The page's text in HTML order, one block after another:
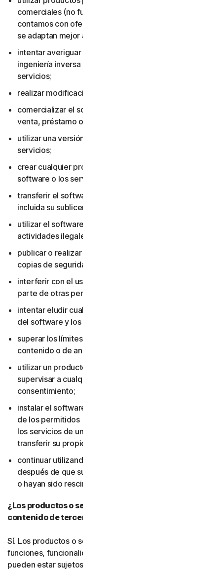
comerciales (no fueron diseñados para ese uso y
contamos con ofertas para pequeñas empresas que
se adaptan mejor al entorno laboral);
intentar averiguar el código fuente, incluso mediante
ingeniería inversa o descompilación del software o los
servicios;
realizar modificaciones en el software o los servicios;
comercializar el software o los servicios, incluidos su
venta, préstamo o alquiler;
utilizar una versión pirateada del software o los
servicios;
crear cualquier producto o servicio basado en el
software o los servicios;
transferir el software o los servicios a otra persona,
incluida su sublicenciamiento o cesión;
utilizar el software o los servicios para realizar
actividades ilegales;
publicar o realizar copias del software (excepto
copias de seguridad);
interferir con el uso del software o los servicios por
parte de otras personas;
intentar eludir cualquier medida de protección técnica
del software y los servicios;
superar los límites aplicables de almacenamiento de
contenido o de ancho de banda;
utilizar un producto multiusuario para rastrear o
supervisar a cualquier otra persona sin su
consentimiento;
instalar el software o los servicios en más dispositivos
de los permitidos (incluido no eliminar el software o
los servicios de un dispositivo antes de venderlo o
transferir su propiedad); ni
continuar utilizando el software o los servicios
después de que sus derechos de uso hayan expirado
o hayan sido rescindidos.
¿Los productos o servicios incluyen funciones o
contenido de terceros?
Sí. Los productos o servicios pueden incorporar
funciones, funcionalidades o contenido de terceros, que
pueden estar sujetos a condiciones de servicio y